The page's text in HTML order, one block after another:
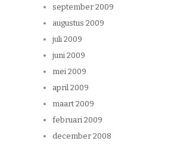
september 2009
augustus 2009
juli 2009
juni 2009
mei 2009
april 2009
maart 2009
februari 2009
december 2008